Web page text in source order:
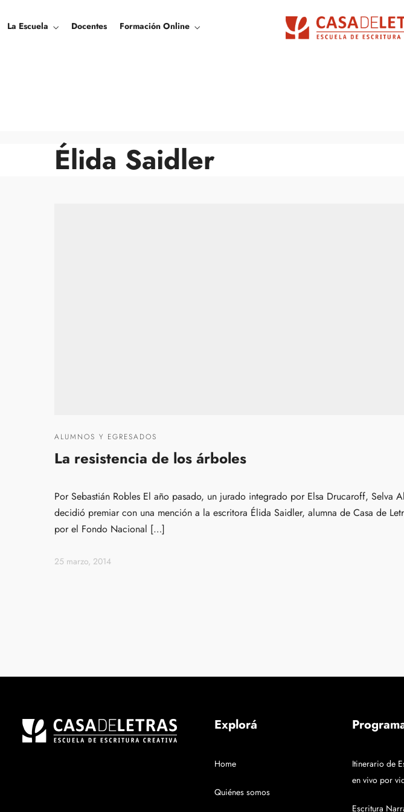
La Escuela Docentes Formación Online
Élida Saidler
ALUMNOS Y EGRESADOS
La resistencia de los árboles
Por Sebastián Robles El año pasado, un jurado integrado por Elsa Drucaroff, Selva
decidió premiar con una mención a la escritora Élida Saidler, alumna de Casa de
por el Fondo Nacional […]
25 marzo, 2014
Explorá
Home
Quiénes somos
Itinerario de
en vivo por
Escritura